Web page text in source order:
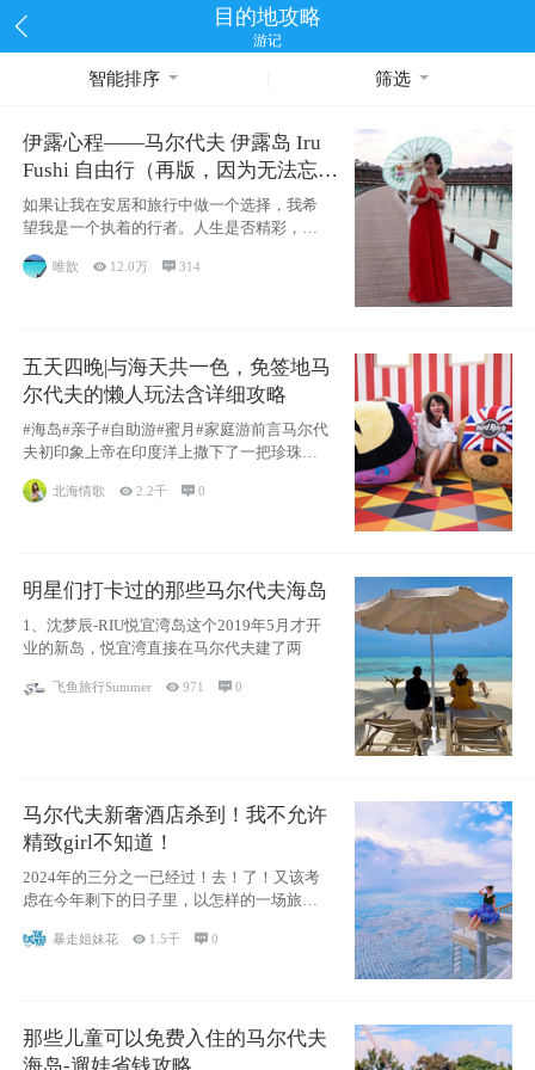
目的地攻略
游记
智能排序 筛选
伊露心程——马尔代夫 伊露岛 Iru
Fushi 自由行（再版，因为无法忘却
的留恋）
如果让我在安居和旅行中做一个选择，我希
望我是一个执着的行者。人生是否精彩，都
源于自己
唯歆  12.0万  314
五天四晚|与海天共一色，免签地马
尔代夫的懒人玩法含详细攻略
#海岛#亲子#自助游#蜜月#家庭游前言马尔代
夫初印象上帝在印度洋上撒下了一把珍珠，
北海情歌 2.2千 0
明星们打卡过的那些马尔代夫海岛
1、沈梦辰-RIU悦宜湾岛这个2019年5月才开
业的新岛，悦宜湾直接在马尔代夫建了两
飞鱼旅行Summer 971 0
马尔代夫新奢酒店杀到！我不允许
精致girl不知道！
2024年的三分之一已经过！去！了！又该考
虑在今年剩下的日子里，以怎样的一场旅行
暴走姐妹花  1.5千 0
那些儿童可以免费入住的马尔代夫